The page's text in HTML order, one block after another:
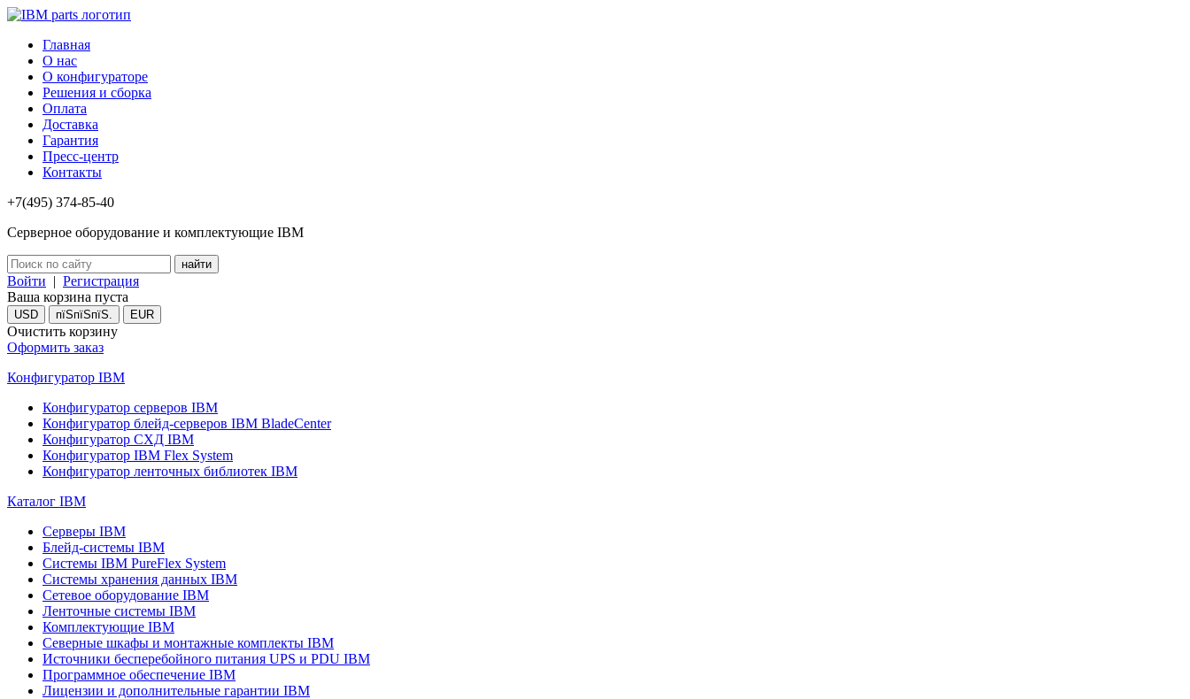
Главная
О нас
О конфигураторе
Решения и сборка
Оплата
Доставка
Гарантия
Пресс-центр
Контакты
+7(495) 374-85-40
Серверное оборудование и комплектующие IBM
Войти | Регистрация
Ваша корзина пуста
USD пїЅпїЅпїЅ. EUR
Очистить корзину
Оформить заказ
Конфигуратор IBM
Конфигуратор серверов IBM
Конфигуратор блейд-серверов IBM BladeCenter
Конфигуратор СХД IBM
Конфигуратор IBM Flex System
Конфигуратор ленточных библиотек IBM
Каталог IBM
Серверы IBM
Блейд-системы IBM
Системы IBM PureFlex System
Системы хранения данных IBM
Сетевое оборудование IBM
Ленточные системы IBM
Комплектующие IBM
Северные шкафы и монтажные комплекты IBM
Источники бесперебойного питания UPS и PDU IBM
Программное обеспечение IBM
Лицензии и дополнительные гарантии IBM